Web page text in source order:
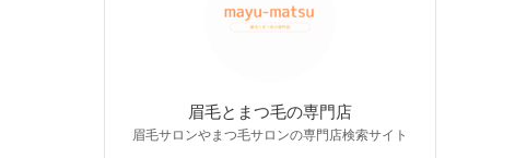
眉毛とまつ毛の専門店
眉毛サロンやまつ毛サロンの専門店検索サイト